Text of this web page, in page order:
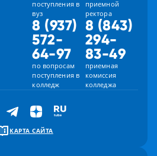
поступления в
вуз
приемной
ректора
8 (937)
572-
64-97
по вопросам
поступления в
колледж
8 (843)
294-
83-49
приемная
комиссия
колледжа
КАРТА САЙТА